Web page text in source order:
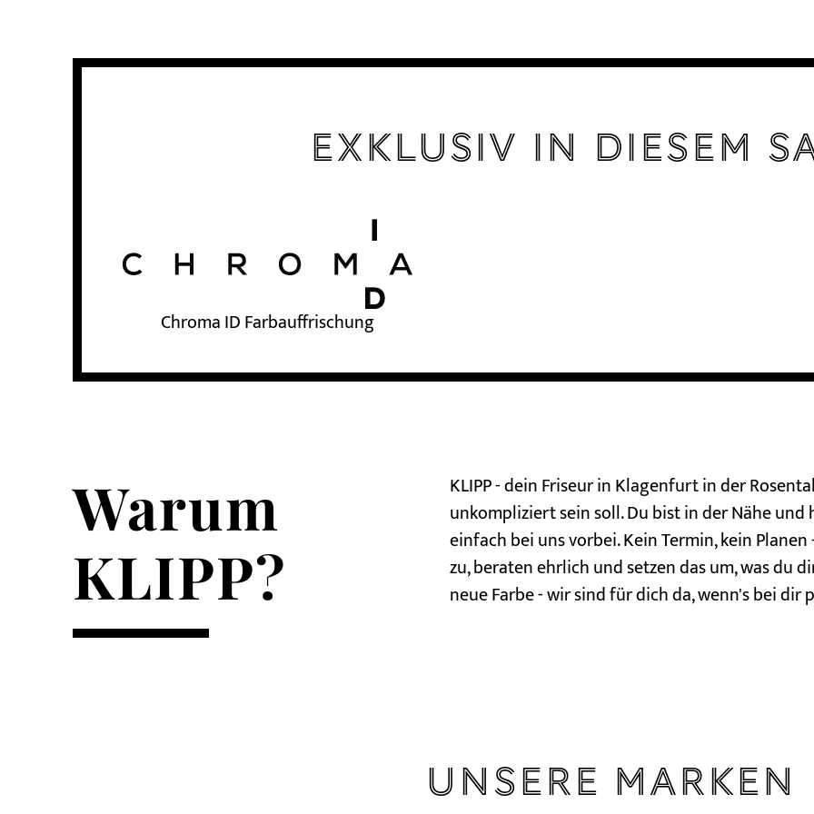
Exklusiv in diesem
Chroma ID Farbauffrischung
Warum
KLIPP?
KLIPP - dein Friseur in Klagenfurt in der
unkompliziert sein soll. Du bist in der Nähe
einfach bei uns vorbei. Kein Termin, kein
zu, beraten ehrlich und setzen das um, was du
neue Farbe - wir sind für dich da, wenn's bei dir
Unsere Marken